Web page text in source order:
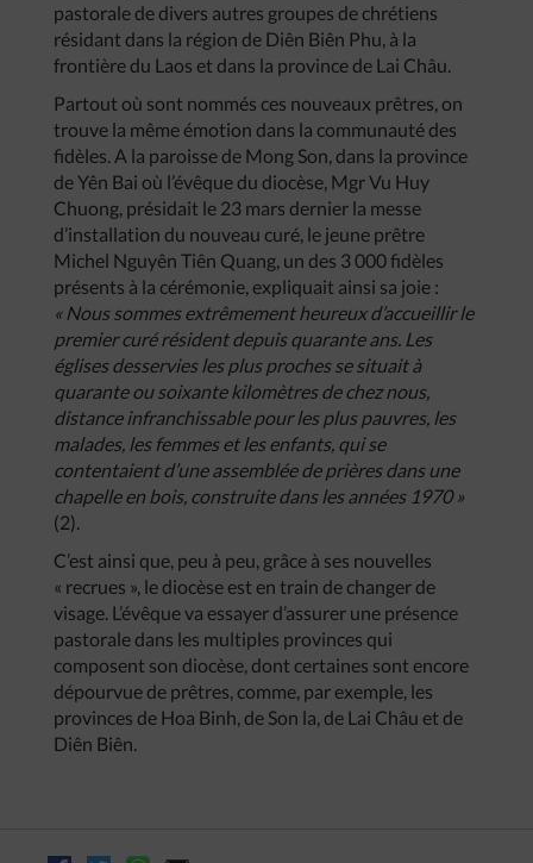
pastorale de divers autres groupes de chrétiens
résidant dans la région de Diên Biên Phu, à la
frontière du Laos et dans la province de Lai Châu.
Partout où sont nommés ces nouveaux prêtres, on
trouve la même émotion dans la communauté des
fidèles. A la paroisse de Mong Son, dans la province
de Yên Bai où l’évêque du diocèse, Mgr Vu Huy
Chuong, présidait le 23 mars dernier la messe
d’installation du nouveau curé, le jeune prêtre
Michel Nguyên Tiên Quang, un des 3 000 fidèles
présents à la cérémonie, expliquait ainsi sa joie :
« Nous sommes extrêmement heureux d’accueillir le
premier curé résident depuis quarante ans. Les
églises desservies les plus proches se situait à
quarante ou soixante kilomètres de chez nous,
distance infranchissable pour les plus pauvres, les
malades, les femmes et les enfants, qui se
contentaient d’une assemblée de prières dans une
chapelle en bois, construite dans les années 1970 »
(2).
C’est ainsi que, peu à peu, grâce à ses nouvelles
« recrues », le diocèse est en train de changer de
visage. L’évêque va essayer d’assurer une présence
pastorale dans les multiples provinces qui
composent son diocèse, dont certaines sont encore
dépourvue de prêtres, comme, par exemple, les
provinces de Hoa Binh, de Son la, de Lai Châu et de
Diên Biên.